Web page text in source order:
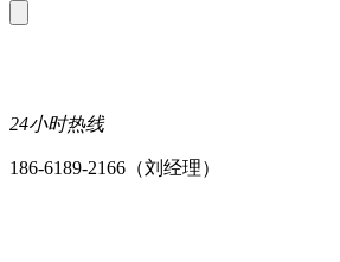
24小时热线
186-6189-2166（刘经理）